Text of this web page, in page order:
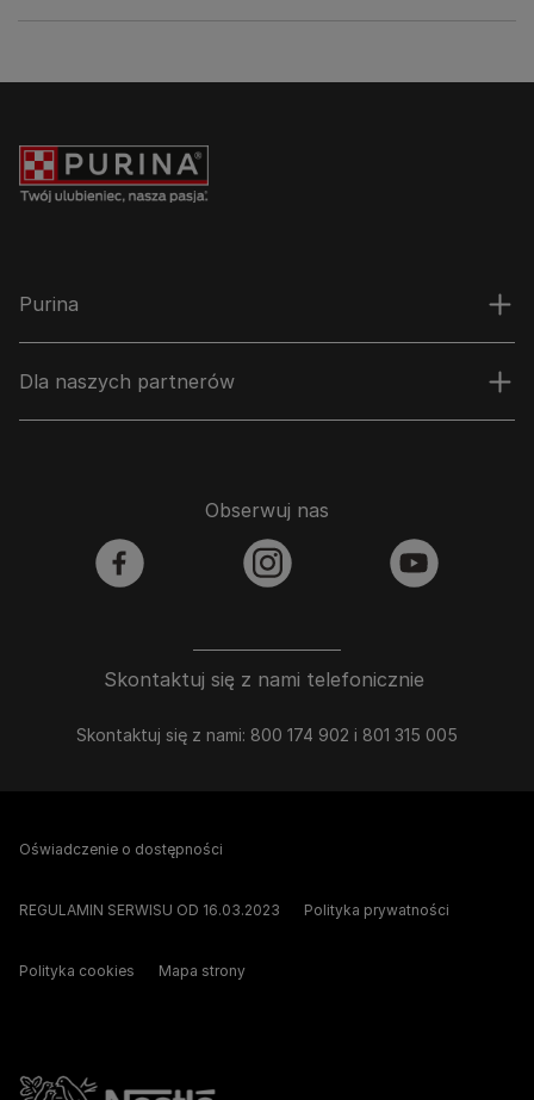
Purina
Dla naszych partnerów
Skontaktuj się z nami telefonicznie
Skontaktuj się z nami: 800 174 902 i 801 315 005
Obserwuj nas
facebook instagram youtube
Oświadczenie o dostępności
REGULAMIN SERWISU OD 16.03.2023 Polityka prywatności
Polityka cookies Mapa strony